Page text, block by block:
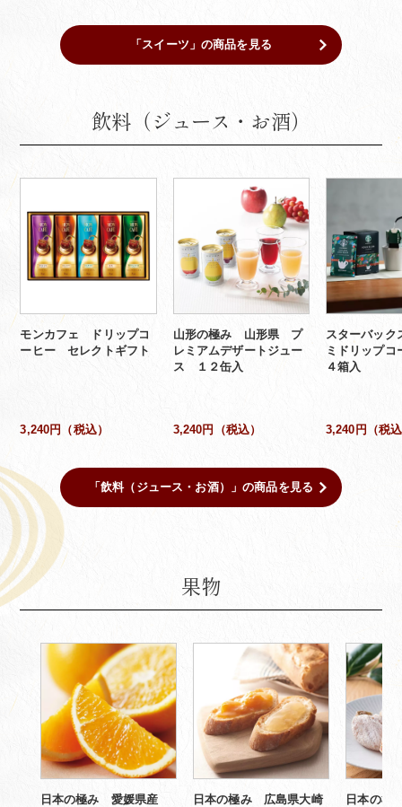
「スイーツ」の商品を見る
飲料（ジュース・お酒）
モンカフェ ドリップコ
ーヒー セレクトギフト
3,240円（税込）
山形の極み 山形県 プ
レミアムデザートジュー
ス １２缶入
3,240円（税込）
スターバッ
ミドリップコ
４箱入
3,240円（税
「飲料（ジュース・お酒）」の商品を見る
果物
日本の極み 愛媛県産
日本の極み 広島県大崎
日本の極